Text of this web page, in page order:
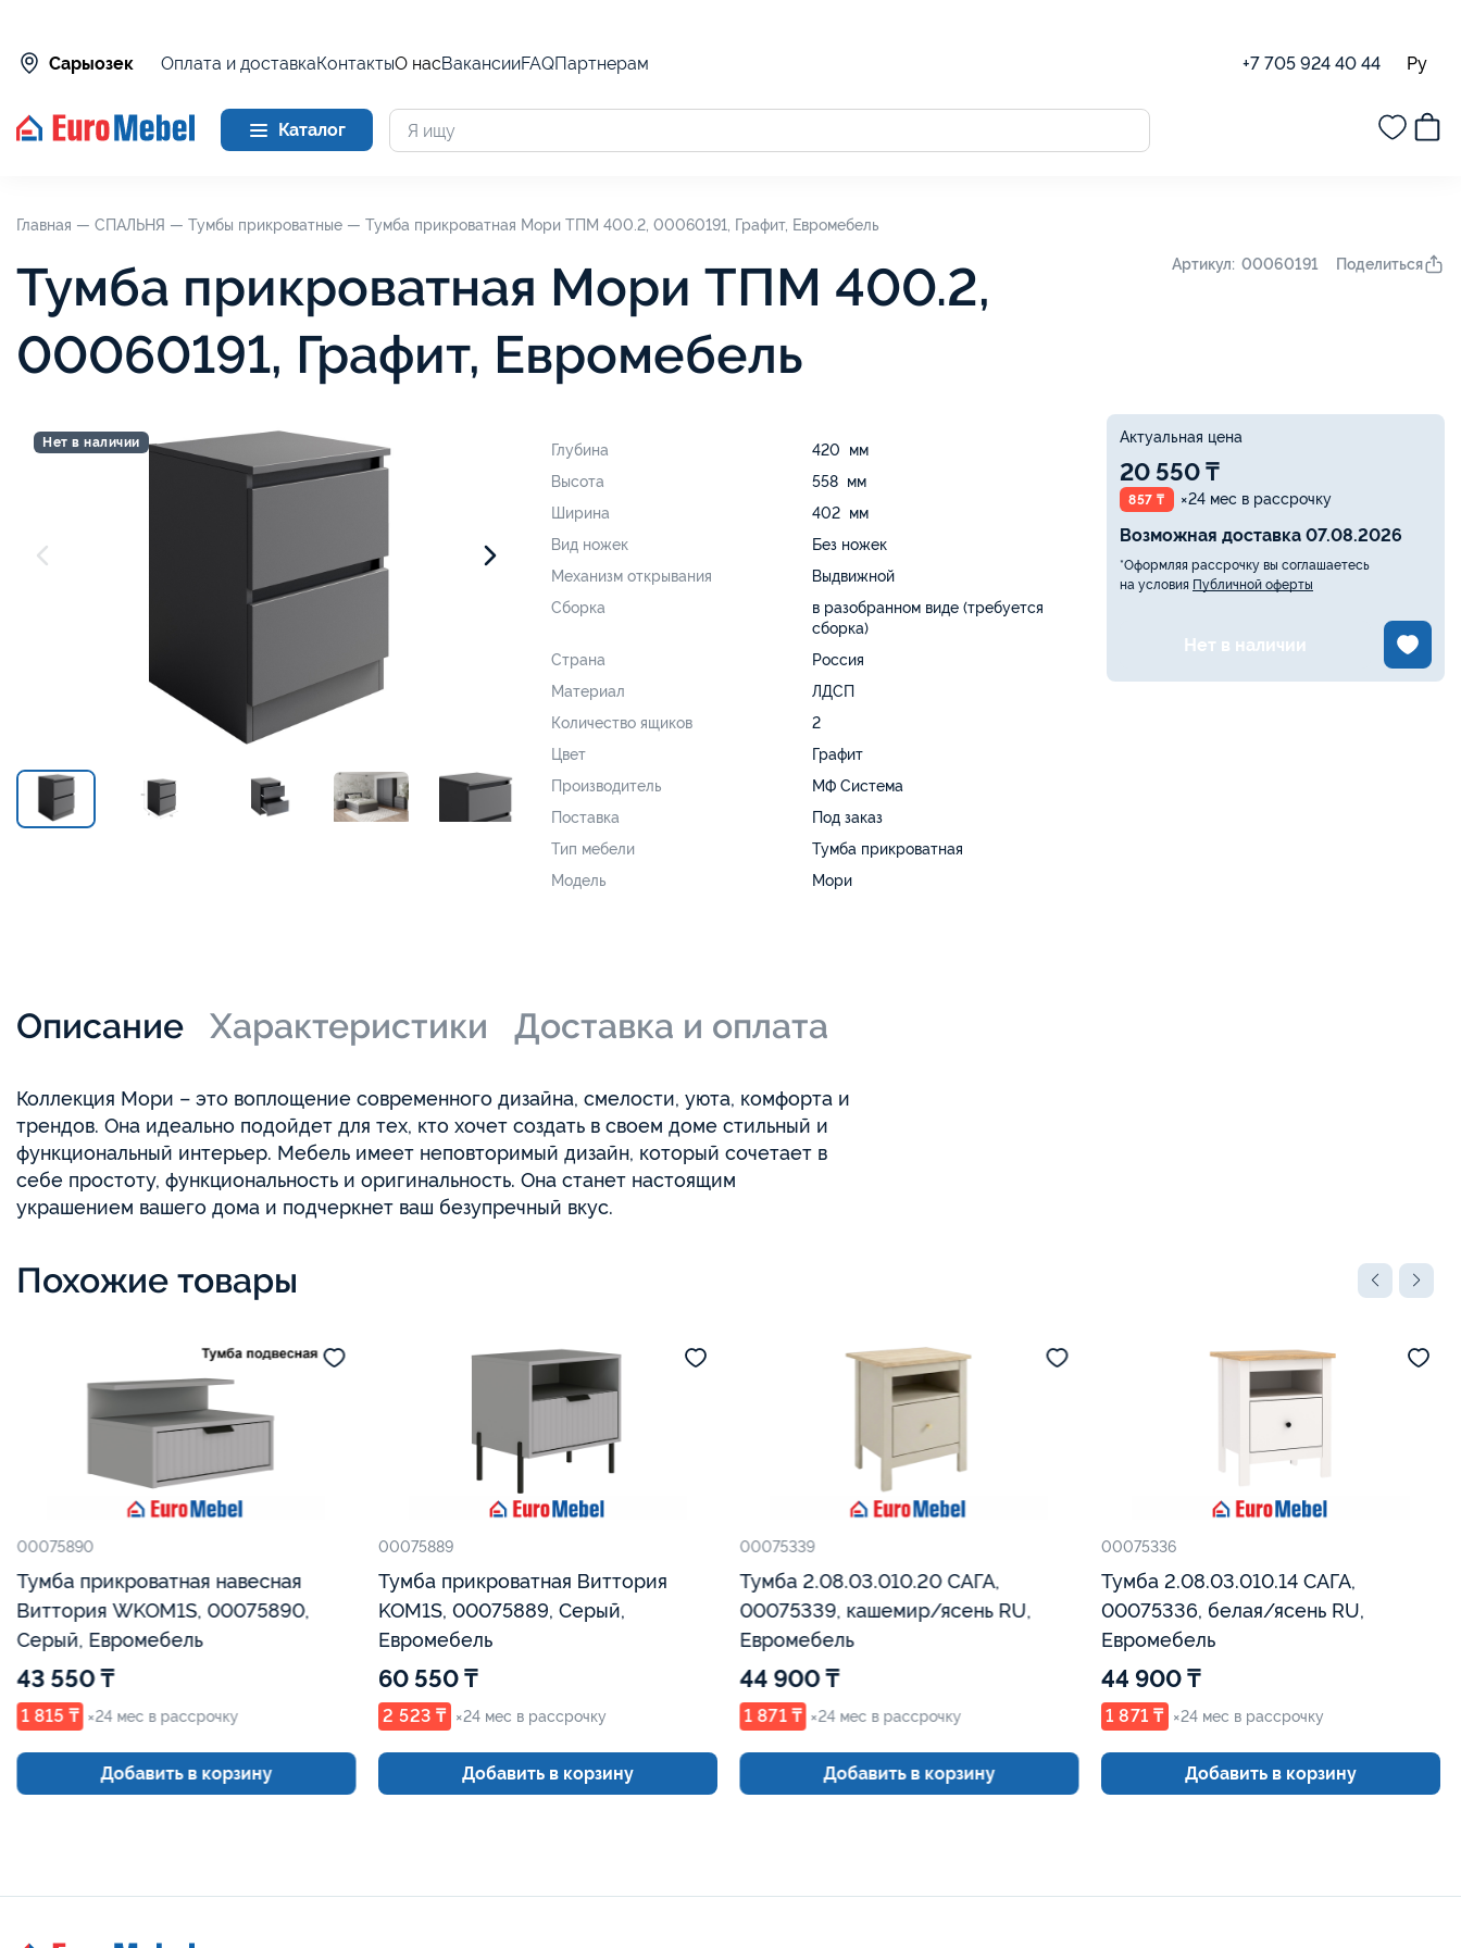
Сарыозек Оплата и доставкаКонтактыО насВакансииFAQПартнерам +7 705 924 40 44 Ру
Каталог
Главная — СПАЛЬНЯ — Тумбы прикроватные — Тумба прикроватная Мори ТПМ 400.2, 00060191, Графит, Евромебель
Тумба прикроватная Мори ТПМ 400.2,
00060191, Графит, Евромебель
Артикул: 00060191 Поделиться
Нет в наличии Глубина
420 мм
Высота
558 мм
Ширина
402 мм
Вид ножек
Без ножек
Механизм открывания
Выдвижной
Сборка
в разобранном виде (требуется
сборка)
Страна
Россия
Материал
ЛДСП
Количество ящиков
2
Цвет
Графит
Производитель
МФ Система
Поставка
Под заказ
Тип мебели
Тумба прикроватная
Модель
Мори
Актуальная цена
20 550 ₸
857 ₸ ×24 мес в рассрочку
Возможная доставка 07.08.2026
*Оформляя рассрочку вы соглашаетесь
на условия Публичной оферты
Нет в наличии
Описание Характеристики Доставка и оплата
Коллекция Мори – это воплощение современного дизайна, смелости, уюта, комфорта и
трендов. Она идеально подойдет для тех, кто хочет создать в своем доме стильный и
функциональный интерьер. Мебель имеет неповторимый дизайн, который сочетает в
себе простоту, функциональность и оригинальность. Она станет настоящим
украшением вашего дома и подчеркнет ваш безупречный вкус.
Похожие товары
00075890
Тумба прикроватная навесная
Виттория WKOM1S, 00075890,
Серый, Евромебель
43 550 ₸
1 815 ₸ ×24 мес в рассрочку
Добавить в корзину
00075889
Тумба прикроватная Виттория
KOM1S, 00075889, Серый,
Евромебель
60 550 ₸
2 523 ₸ ×24 мес в рассрочку
Добавить в корзину
00075339
Тумба 2.08.03.010.20 САГА,
00075339, кашемир/ясень RU,
Евромебель
44 900 ₸
1 871 ₸ ×24 мес в рассрочку
Добавить в корзину
00075336
Тумба 2.08.03.010.14 САГА,
00075336, белая/ясень RU,
Евромебель
44 900 ₸
1 871 ₸ ×24 мес в рассрочку
Добавить в корзину